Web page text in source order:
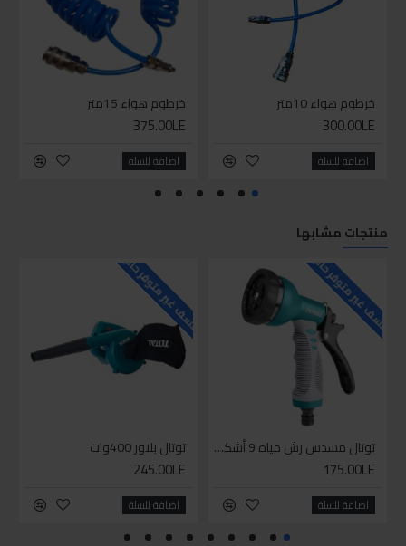
خرطوم هواء 10متر
300.00LE
اضافة للسلة
خرطوم هواء 15متر
375.00LE
اضافة للسلة
منتجات مشابها
للاسف غير متوفر حاليا
توتال مسدس رش مياه 9 أشكال
175.00LE
اضافة للسلة
للاسف غير متوفر حاليا
توتال بلاور 400وات
245.00LE
اضافة للسلة